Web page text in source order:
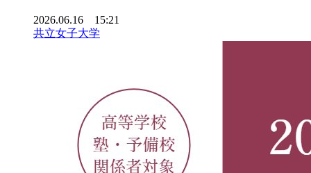
2026.06.16 15:21
共立女子大学